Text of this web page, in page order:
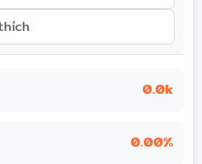
0.0k
0.00%